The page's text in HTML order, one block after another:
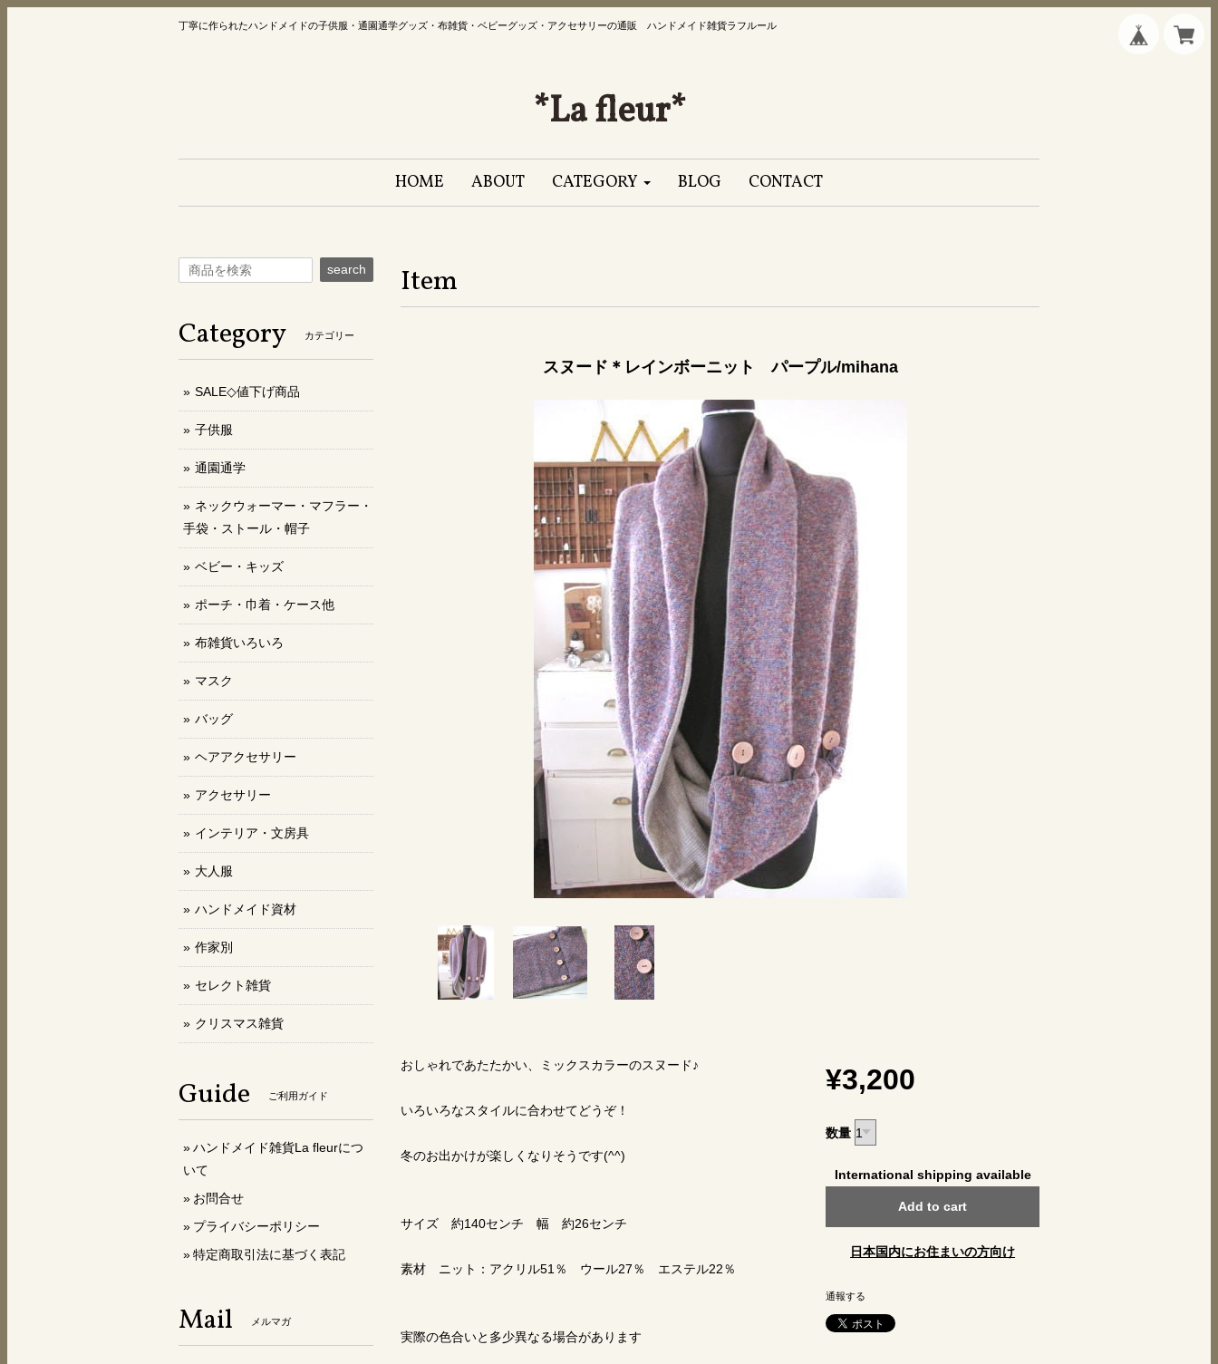
丁寧に作られたハンドメイドの子供服・通園通学グッズ・布雑貨・ベビーグッズ・アクセサリーの通販 ハンドメイド雑貨ラフルール
*La fleur*
HOME ABOUT CATEGORY BLOG CONTACT
Item
スヌード＊レインボーニット パープル/mihana
おしゃれであたたかい、ミックスカラーのスヌード♪
いろいろなスタイルに合わせてどうぞ！
冬のお出かけが楽しくなりそうです(^^)
サイズ 約140センチ 幅 約26センチ
素材 ニット：アクリル51％ ウール27％ エステル22％
実際の色合いと多少異なる場合があります
¥3,200
数量
International shipping available
Add to cart
日本国内にお住まいの方向け
通報する
search
Category カテゴリー
SALE◇値下げ商品
子供服
通園通学
ネックウォーマー・マフラー・
手袋・ストール・帽子
ベビー・キッズ
ポーチ・巾着・ケース他
布雑貨いろいろ
マスク
バッグ
ヘアアクセサリー
アクセサリー
インテリア・文房具
大人服
ハンドメイド資材
作家別
セレクト雑貨
クリスマス雑貨
Guide ご利用ガイド
ハンドメイド雑貨La fleurにつ
いて
お問合せ
プライバシーポリシー
特定商取引法に基づく表記
Mail メルマガ